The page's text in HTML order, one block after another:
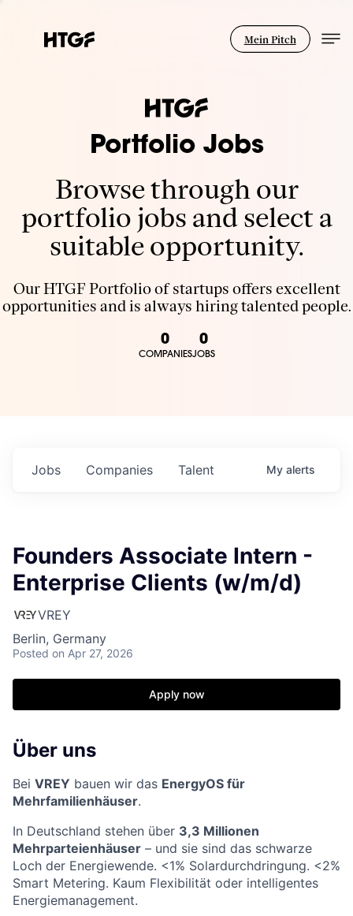
Mein Pitch
Portfolio Jobs
Browse through our
portfolio jobs and select a
suitable opportunity.
Our HTGF Portfolio of startups offers excellent
opportunities and is always hiring talented people.
0
COMPANIES
0
JOBS
Jobs Companies Talent My alerts
Founders Associate Intern -
Enterprise Clients (w/m/d)
VREY
Berlin, Germany
Posted on Apr 27, 2026
Apply now
Über uns
Bei VREY bauen wir das EnergyOS für
Mehrfamilienhäuser.
In Deutschland stehen über 3,3 Millionen
Mehrparteienhäuser – und sie sind das schwarze
Loch der Energiewende. <1% Solardurchdringung. <2%
Smart Metering. Kaum Flexibilität oder intelligentes
Energiemanagement.